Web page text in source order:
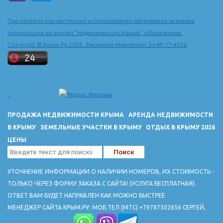
Ханский дворец 16-18 вв расположен по ул. Речной, 133. Тел
3-27-53.
Успенский пещерный монастрырь 8-19 вв.
В пещере Староселье - стоянка неандертальцев
При полном или частичном использовании материалов активная
гиперссылка на портал "Недвижимость Крыма" обязательна.
Copyright © Крым.Ру 2005. Лицензия Минпечати Эл № 77-4556
ПРОДАЖА НЕДВИЖИМОСТИ КРЫМА
АРЕНДА НЕДВИЖИМОСТИ
В КРЫМУ
ЗЕМЕЛЬНЫЕ УЧАСТКИ В КРЫМУ
ОТДЫХ В КРЫМУ 2026
ЦЕНЫ
УТОЧНЕНИЕ ИНФОРМАЦИИ О НАЛИЧИИ НОМЕРОВ, ИХ СТОИМОСТЬ -
ТОЛЬКО ЧЕРЕЗ ФОРМУ ЗАКАЗА С САЙТА! (УСЛУГА БЕСПЛАТНАЯ).
ОТВЕТ ВАМ БУДЕТ НАПРАВЛЕН КАК МОЖНО БЫСТРЕЕ
МЕНЕДЖЕР САЙТА КРЫМ.РУ: МОБ.ТЕЛ (МТС) +79787502656 СЕРГЕЙ,